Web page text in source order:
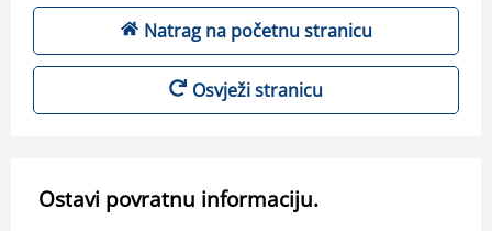
Natrag na početnu stranicu
Osvježi stranicu
Ostavi povratnu informaciju.